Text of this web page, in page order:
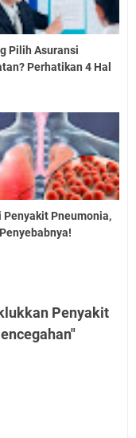
Pilih Asuransi
Perhatikan 4 Hal
Penyakit Pneumonia,
Penyakit